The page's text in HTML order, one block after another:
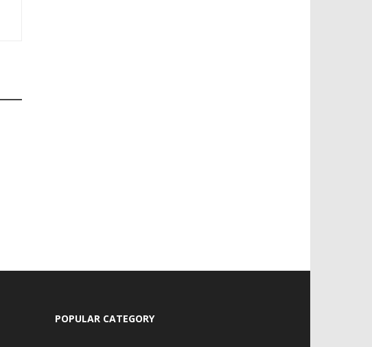
POPULAR CATEGORY